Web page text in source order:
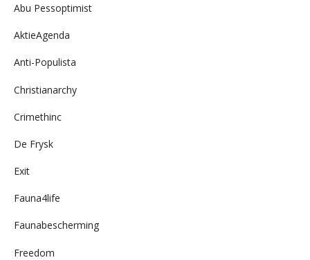
Abu Pessoptimist
AktieAgenda
Anti-Populista
Christianarchy
Crimethinc
De Frysk
Exit
Fauna4life
Faunabescherming
Freedom